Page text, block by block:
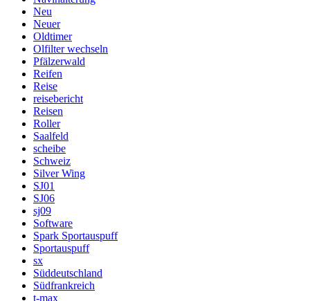
Neu
Neuer
Oldtimer
Olfilter wechseln
Pfälzerwald
Reifen
Reise
reisebericht
Reisen
Roller
Saalfeld
scheibe
Schweiz
Silver Wing
SJ01
SJ06
sj09
Software
Spark Sportauspuff
Sportauspuff
sx
Süddeutschland
Südfrankreich
t-max